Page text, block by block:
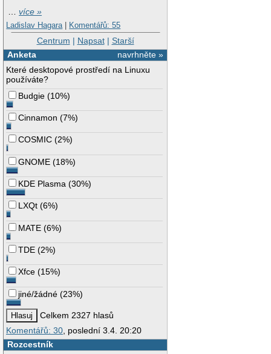
…více »
Ladislav Hagara | Komentářů: 55
Centrum | Napsat| Starší
navrhněte »
Anketa
Které desktopové prostředí na Linuxu
používáte?
Budgie (10%)
Cinnamon (7%)
COSMIC (2%)
GNOME (18%)
KDE Plasma (30%)
LXQt (6%)
MATE (6%)
TDE (2%)
Xfce (15%)
jiné/žádné (23%)
Celkem 2327 hlasů
Komentářů: 30, poslední 3.4. 20:20
Rozcestník